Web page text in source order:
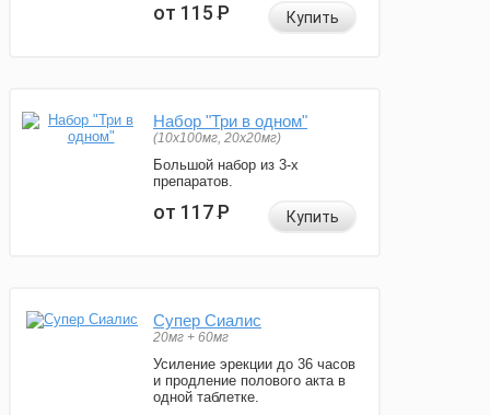
от 115Р Купить
Набор "Три в одном"
(10x100мг, 20x20мг)
Большой набор из 3-х
препаратов.
от 117Р Купить
Супер Сиалис
20мг + 60мг
Усиление эрекции до 36 часов
и продление полового акта в
одной таблетке.